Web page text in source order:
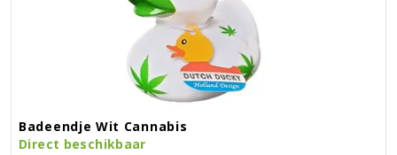
Badeendje Wit Cannabis
Direct beschikbaar